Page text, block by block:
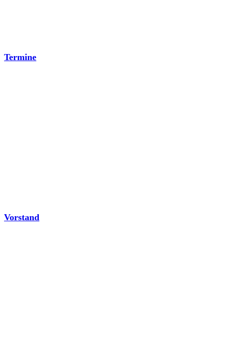
Termine
Vorstand